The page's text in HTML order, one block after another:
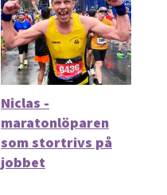
Niclas -
maratonlöparen
som stortrivs på
jobbet